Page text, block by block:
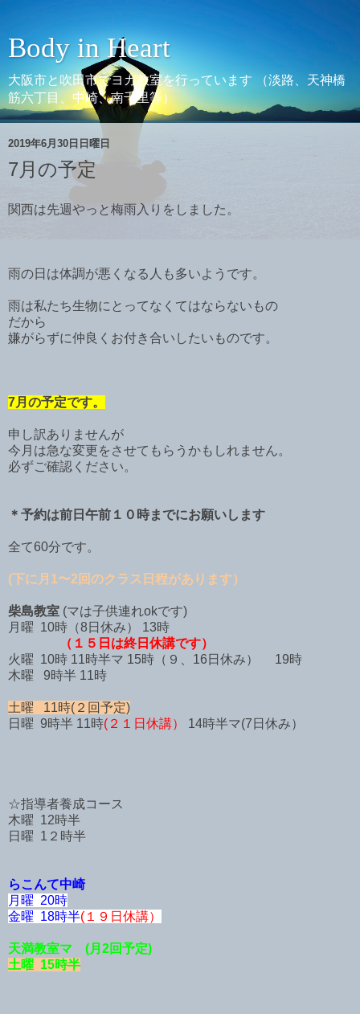
Body in Heart
大阪市と吹田市でヨガ教室を行っています （淡路、天神橋
筋六丁目、中崎、南千里等）
2019年6月30日日曜日
7月の予定
関西は先週やっと梅雨入りをしました。
雨の日は体調が悪くなる人も多いようです。
雨は私たち生物にとってなくてはならないもの
だから
嫌がらずに仲良くお付き合いしたいものです。
7月の予定です。
申し訳ありませんが
今月は急な変更をさせてもらうかもしれません。
必ずご確認ください。
＊予約は前日午前１０時までにお願いします
全て60分です。
(下に月1〜2回のクラス日程があります）
柴島教室 (マは子供連れokです)
月曜 10時（8日休み） 13時
（１５日は終日休講です）
火曜 10時 11時半マ 15時（９、16日休み） 19時
木曜 9時半 11時
土曜 11時(２回予定)
日曜 9時半 11時(２１日休講） 14時半マ(7日休み）
☆指導者養成コース
木曜 12時半
日曜 1２時半
らこんて中崎
月曜 20時
金曜 18時半(１９日休講）
天満教室マ (月2回予定)
土曜 15時半